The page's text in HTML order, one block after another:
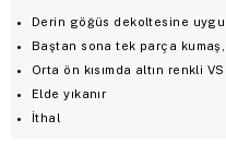
Derin göğüs dekoltesine
Baştan sona tek parça
Orta ön kısımda altın renkli
Elde yıkanır
İthal